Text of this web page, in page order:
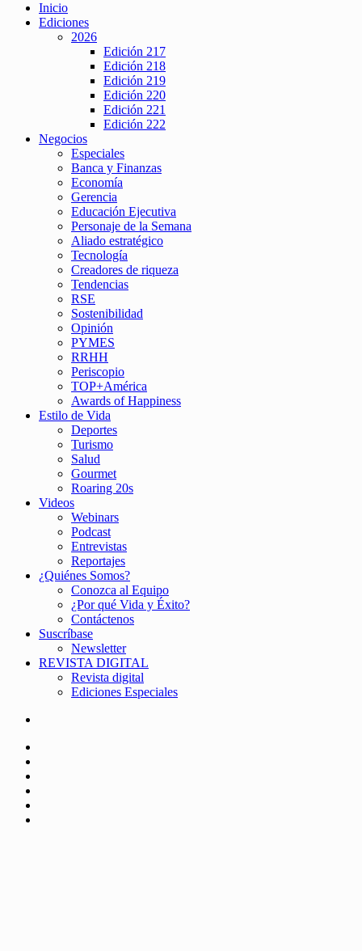
Inicio
Ediciones
2026
Edición 217
Edición 218
Edición 219
Edición 220
Edición 221
Edición 222
Negocios
Especiales
Banca y Finanzas
Economía
Gerencia
Educación Ejecutiva
Personaje de la Semana
Aliado estratégico
Tecnología
Creadores de riqueza
Tendencias
RSE
Sostenibilidad
Opinión
PYMES
RRHH
Periscopio
TOP+América
Awards of Happiness
Estilo de Vida
Deportes
Turismo
Salud
Gourmet
Roaring 20s
Videos
Webinars
Podcast
Entrevistas
Reportajes
¿Quiénes Somos?
Conozca al Equipo
¿Por qué Vida y Éxito?
Contáctenos
Suscríbase
Newsletter
REVISTA DIGITAL
Revista digital
Ediciones Especiales